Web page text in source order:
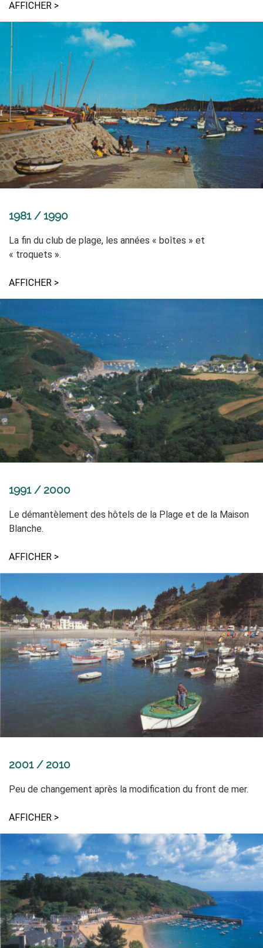
AFFICHER >
1981 / 1990
La fin du club de plage, les années « boîtes » et
« troquets ».
AFFICHER >
1991 / 2000
Le démantèlement des hôtels de la Plage et de la Maison
Blanche.
AFFICHER >
2001 / 2010
Peu de changement après la modification du front de mer.
AFFICHER >